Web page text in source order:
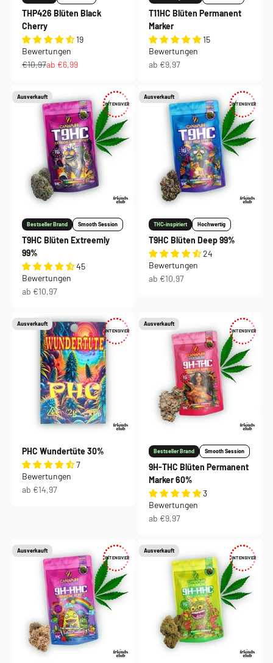
THP426 Blüten Black
Cherry
19
Bewertungen
Regulärer Preis
€10,97Angebot
ab €6,99
T11HC Blüten Permanent
Marker
15
Bewertungen
Angebot
ab €9,97
Ausverkauft
INTENSIVER
Bestseller Brand Smooth Session
T9HC Blüten Extreemly
99%
45
Bewertungen
Angebot
ab €10,97
Ausverkauft
INTENSIVER
THC-inspiriert Hochwertig
T9HC Blüten Deep 99%
24
Bewertungen
Angebot
ab €10,97
Ausverkauft
INTENSIVER
PHC Wundertüte 30%
7
Bewertungen
Angebot
ab €14,97
Ausverkauft
INTENSIVER
Bestseller Brand Smooth Session
9H-THC Blüten Permanent
Marker 60%
3
Bewertungen
Angebot
ab €9,97
Ausverkauft
INTENSIVER
Ausverkauft
INTENSIVER